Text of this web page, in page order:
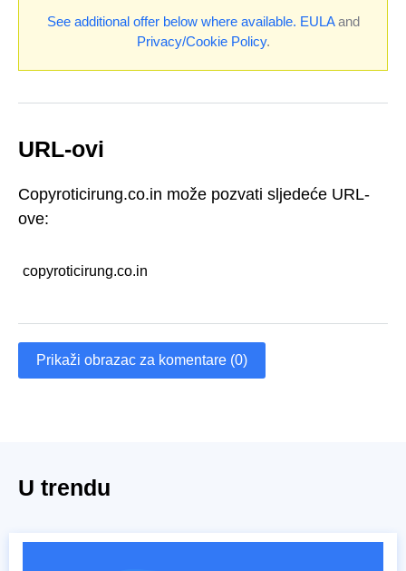
See additional offer below where available. EULAand
Privacy/Cookie Policy.
URL-ovi
Copyroticirung.co.in može pozvati sljedeće URL-
ove:
copyroticirung.co.in
Prikaži obrazac za komentare (0)
U trendu